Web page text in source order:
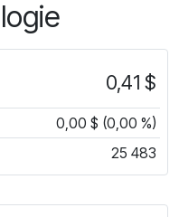
0,41 $
0,00 $ (0,00 %)
25 483